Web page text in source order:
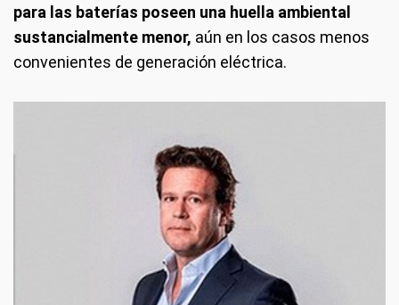
para las baterías poseen una huella ambiental
sustancialmente menor, aún en los casos menos
convenientes de generación eléctrica.